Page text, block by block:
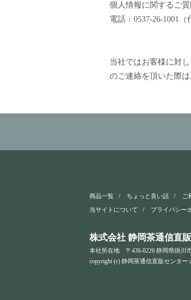
個人情報に関するご
電話：0537-26-1001
当社ではお客様に対
のご連絡を頂いた際
商品一覧 ちょっと良い話 ご
当サイトについて
プライバシー
株式会社 静岡茶通信直
本社所在地 〒436-0226 静岡県掛川
copyright (c) 静岡茶通信直販センター